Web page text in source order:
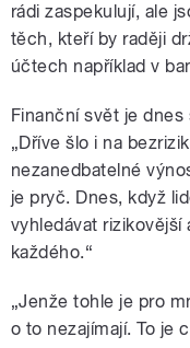
rádi zaspekulují, ale
těch, kteří by raději
účtech například v
Finanční svět je
„Dříve šlo i na
nezanedbatelné
je pryč. Dnes, když
vyhledávat rizikovější
každého.“
„Jenže tohle je pro
o to nezajímají. To je